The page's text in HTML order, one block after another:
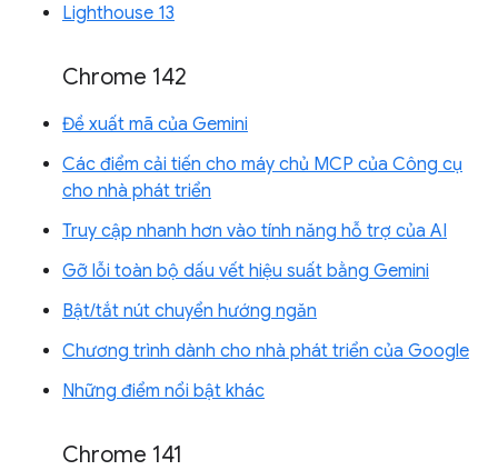
Lighthouse 13
Chrome 142
Đề xuất mã của Gemini
Các điểm cải tiến cho máy chủ MCP của Công cụ
cho nhà phát triển
Truy cập nhanh hơn vào tính năng hỗ trợ của AI
Gỡ lỗi toàn bộ dấu vết hiệu suất bằng Gemini
Bật/tắt nút chuyển hướng ngăn
Chương trình dành cho nhà phát triển của Google
Những điểm nổi bật khác
Chrome 141